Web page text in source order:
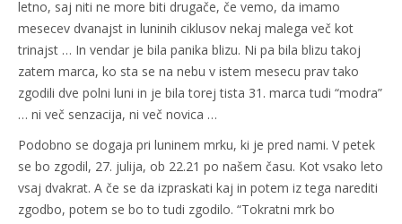
letno, saj niti ne more biti drugače, če vemo, da imamo
mesecev dvanajst in luninih ciklusov nekaj malega več kot
trinajst … In vendar je bila panika blizu. Ni pa bila blizu takoj
zatem marca, ko sta se na nebu v istem mesecu prav tako
zgodili dve polni luni in je bila torej tista 31. marca tudi “modra”
… ni več senzacija, ni več novica …
Podobno se dogaja pri luninem mrku, ki je pred nami. V petek
se bo zgodil, 27. julija, ob 22.21 po našem času. Kot vsako leto
vsaj dvakrat. A če se da izpraskati kaj in potem iz tega narediti
zgodbo, potem se bo to tudi zgodilo. “Tokratni mrk bo